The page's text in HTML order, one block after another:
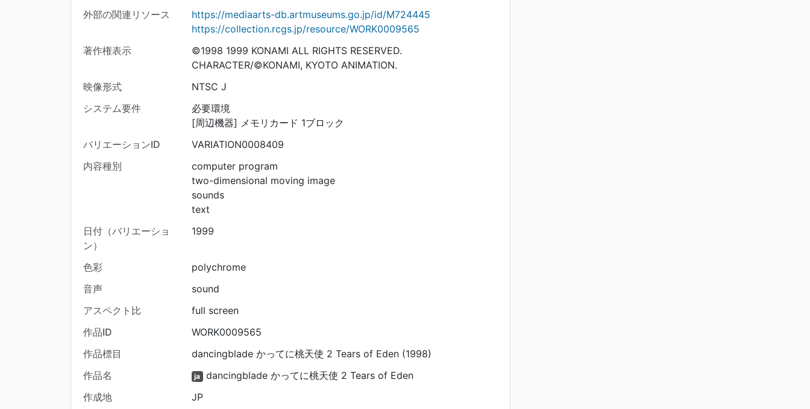
外部の関連リソース
https://mediaarts-db.artmuseums.go.jp/id/M724445
https://collection.rcgs.jp/resource/WORK0009565
著作権表示
©1998 1999 KONAMI ALL RIGHTS RESERVED.
CHARACTER/©KONAMI, KYOTO ANIMATION.
映像形式
NTSC J
システム要件
必要環境
[周辺機器] メモリカード 1ブロック
バリエーションID
VARIATION0008409
内容種別
computer program
two-dimensional moving image
sounds
text
日付（バリエーショ
ン）
1999
色彩
polychrome
音声
sound
アスペクト比
full screen
作品ID
WORK0009565
作品標目
dancingblade かってに桃天使 2 Tears of Eden (1998)
作品名
ja
dancingblade かってに桃天使 2 Tears of Eden
作成地
JP